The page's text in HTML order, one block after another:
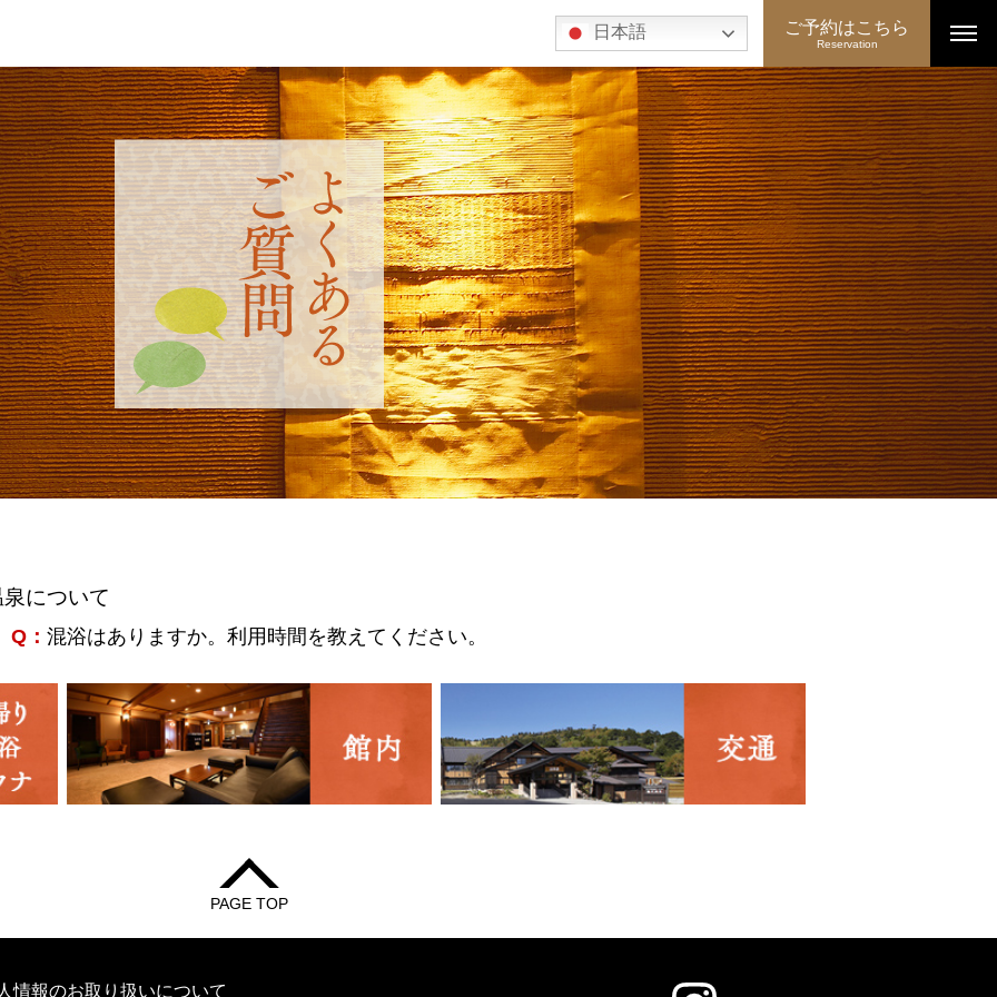
日本語 ご予約はこちら
Reservation
泉について
Q： 混浴はありますか。利用時間を教えてください。
PAGE TOP
情報のお取り扱いについて